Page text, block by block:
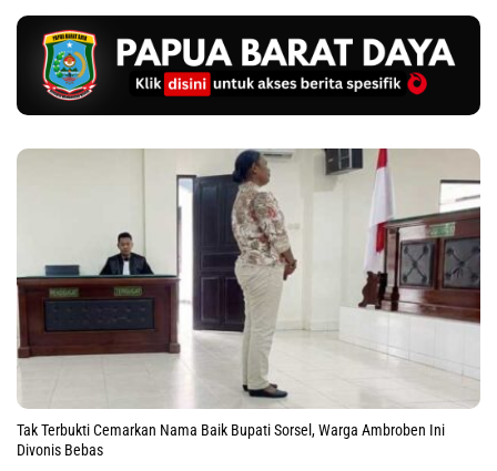
Tak Terbukti Cemarkan Nama Baik Bupati Sorsel, Warga Ambroben Ini
Divonis Bebas